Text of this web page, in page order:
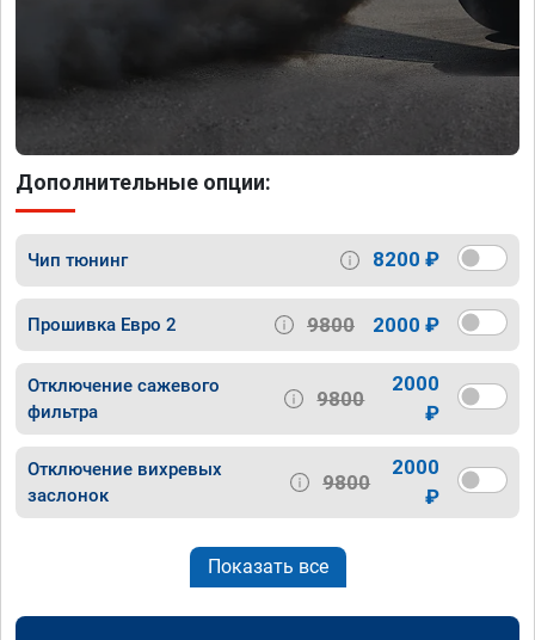
Дополнительные опции:
Чип тюнинг 8200 ₽
Прошивка Евро 2 9800 2000 ₽
Отключение сажевого
фильтра
9800
2000
₽
Отключение вихревых
заслонок
9800
2000
₽
Показать все